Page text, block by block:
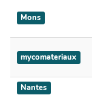
Mons
mycomateriaux
Nantes